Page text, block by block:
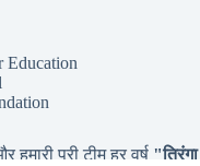
Education
हमारी पूरी टीम हर वर्ष